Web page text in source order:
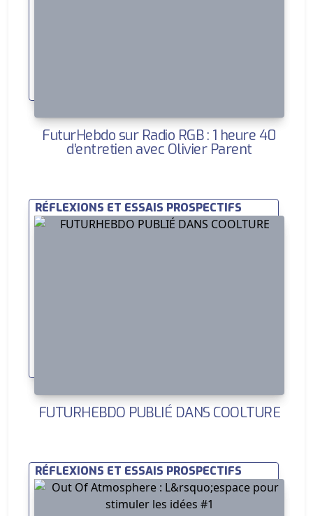
FuturHebdo sur Radio RGB : 1 heure 40
d’entretien avec Olivier Parent
RÉFLEXIONS ET ESSAIS PROSPECTIFS
FUTURHEBDO PUBLIÉ DANS COOLTURE
RÉFLEXIONS ET ESSAIS PROSPECTIFS